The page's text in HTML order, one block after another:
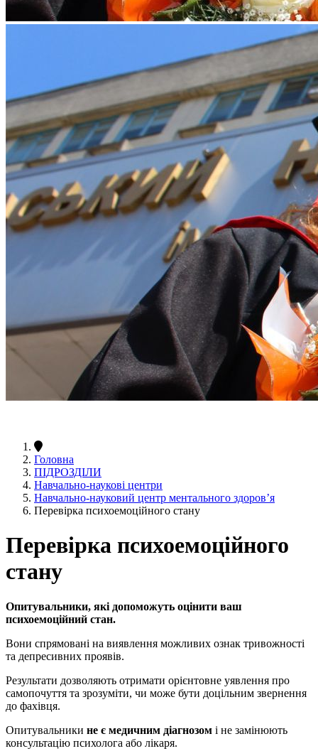
Головна
ПІДРОЗДІЛИ
Навчально-наукові центри
Навчально-науковий центр ментального здоров’я
Перевірка психоемоційного стану
Перевірка психоемоційного
стану
Опитувальники, які допоможуть оцінити ваш
психоемоційний стан.
Вони спрямовані на виявлення можливих ознак тривожності
та депресивних проявів.
Результати дозволяють отримати орієнтовне уявлення про
самопочуття та зрозуміти, чи може бути доцільним звернення
до фахівця.
Опитувальники не є медичним діагнозом і не замінюють
консультацію психолога або лікаря.